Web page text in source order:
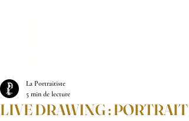
LIVE DRAWING : PORTRAIT
La Portraitiste
5 min de lecture